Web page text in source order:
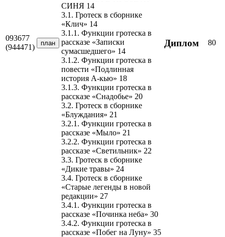
093677
(944471)
план
СИНЯ 14
3.1. Гротеск в сборнике
«Клич» 14
3.1.1. Функции гротеска в
рассказе «Записки
сумасшедшего» 14
3.1.2. Функции гротеска в
повести «Подлинная
история А-кью» 18
3.1.3. Функции гротеска в
рассказе «Снадобье» 20
3.2. Гротеск в сборнике
«Блуждания» 21
3.2.1. Функции гротеска в
рассказе «Мыло» 21
3.2.2. Функции гротеска в
рассказе «Светильник» 22
3.3. Гротеск в сборнике
«Дикие травы» 24
3.4. Гротеск в сборнике
«Старые легенды в новой
редакции» 27
3.4.1. Функции гротеска в
рассказе «Починка неба» 30
3.4.2. Функции гротеска в
рассказе «Побег на Луну» 35
Диплом 80